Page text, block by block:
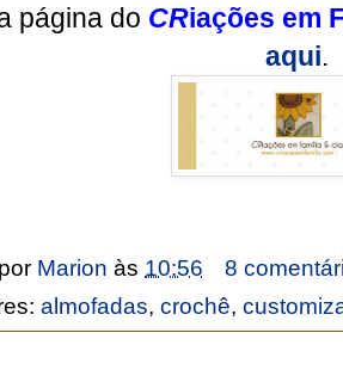
página do CRiações em
aqui.
Marion às 10:56
8
almofadas, crochê,